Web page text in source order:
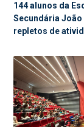
144 alunos da
Secundária
repletos de